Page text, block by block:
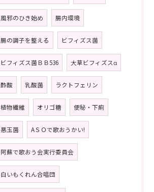
風邪のひき始め 腸内環境
腸の調子を整える ビフィズス菌
ビフィズス菌ＢＢ536 大草ビフィズスα
酢酸 乳酸菌 ラクトフェリン
植物繊維 オリゴ糖 便秘・下痢
悪玉菌 AＳＯで歌おうかい!
阿蘇で歌おう会実行委員会
白いもくれん合唱団